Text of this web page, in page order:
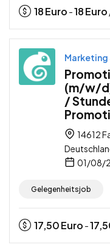
18Euro -18Euro
Marketing
(m/w/
/
14612
01/08/
Gelegenheitsjob
17,50Euro -